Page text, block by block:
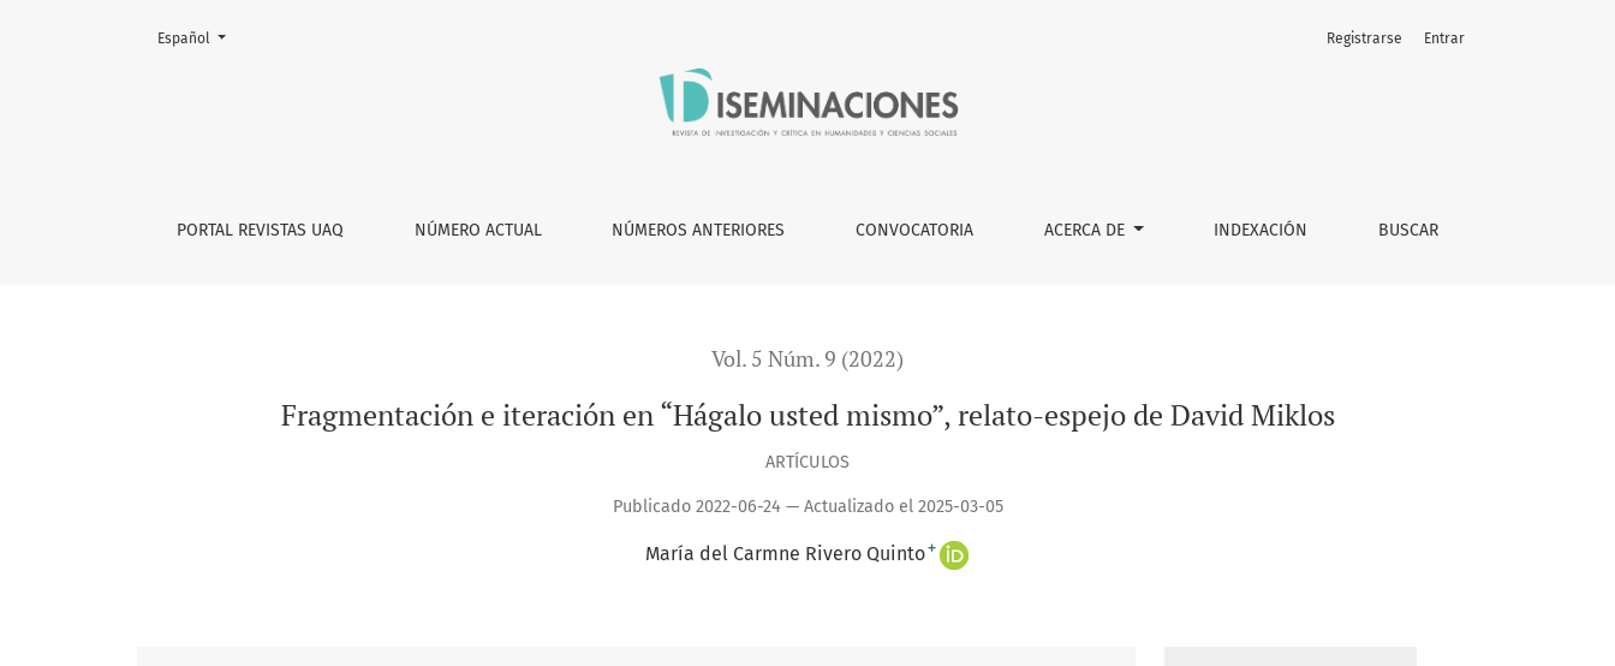
Fragmentación e iteración en “Hágalo usted mismo”, relato-espejo de David Miklos
PORTAL REVISTAS UAQ NÚMERO ACTUAL NÚMEROS ANTERIORES CONVOCATORIA ACERCA DE INDEXACIÓN BUSCAR
Registrarse Entrar
Cambiar el idioma. El actual es:
Español
Vol. 5 Núm. 9 (2022)
Fragmentación e iteración en “Hágalo usted mismo”, relato-espejo de David Miklos
ARTÍCULOS
Publicado 2022-06-24 — Actualizado el 2025-03-05
María del Carmne Rivero Quinto+